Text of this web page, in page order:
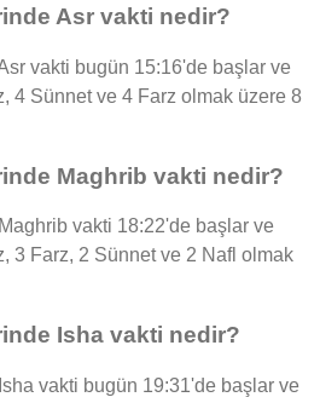
Asr vakti nedir?
vakti bugün 15:16'de başlar ve
4 Sünnet ve 4 Farz olmak üzere 8
Maghrib vakti nedir?
vakti 18:22'de başlar ve
3 Farz, 2 Sünnet ve 2 Nafl olmak
Isha vakti nedir?
vakti bugün 19:31'de başlar ve